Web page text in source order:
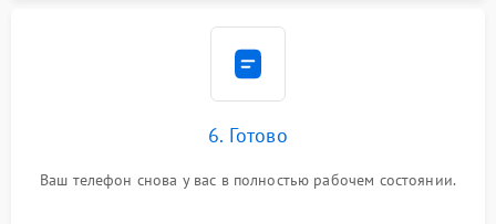
6. Готово
Ваш телефон снова у вас в полностью рабочем состоянии.